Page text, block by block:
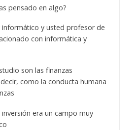
pensado en algo?
informático y usted profesor de
con informática y
son las finanzas
como la conducta humana
era un campo muy